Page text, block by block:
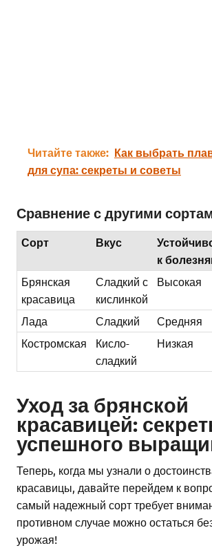
Читайте также: Как выбрать
для супа: секреты и советы
Сравнение с другими
Сорт Вкус
к
Брянская
красавица
Сладкий с
кислинкой
Высокая
Лада Сладкий Средняя
Костромская
Кисло-
сладкий
Низкая
Уход за брянской
красавицей:
успешного
Теперь, когда мы узнали о
красавицы, давайте перейдем к
самый надежный сорт требует
противном случае можно остаться
урожая!